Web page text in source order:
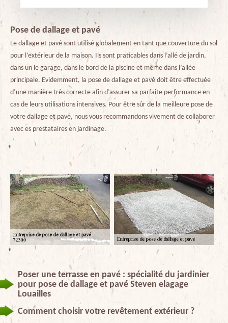
Pose de dallage et pavé
Le dallage et pavé sont utilisé globalement en tant que couverture du sol
pour l’extérieur de la maison. Ils sont praticables dans l’allé de jardin,
dans un le garage, dans le bord de la piscine et même dans l’allée
principale. Evidemment, la pose de dallage et pavé doit être effectuée
d’une manière très correcte afin d’assurer sa parfaite performance en
cas de leurs utilisations intensives. Pour être sûr de la meilleure pose de
votre dallage et pavé, nous vous recommandons vivement de collaborer
avec es prestataires en jardinage.
Poser une terrasse en pavé : spécialité du jardinier
pour pose de dallage et pavé Steven elagage
Louailles
Comment choisir votre revêtement extérieur ?